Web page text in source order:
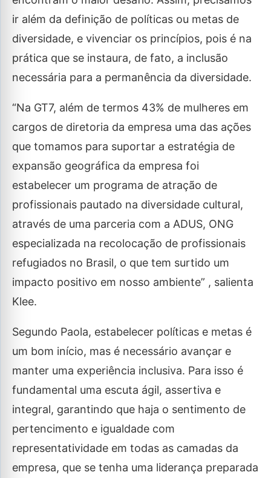
ir além da definição de políticas ou metas de
diversidade, e vivenciar os princípios, pois é na
prática que se instaura, de fato, a inclusão
necessária para a permanência da diversidade.
“Na GT7, além de termos 43% de mulheres em
cargos de diretoria da empresa uma das ações
que tomamos para suportar a estratégia de
expansão geográfica da empresa foi
estabelecer um programa de atração de
profissionais pautado na diversidade cultural,
através de uma parceria com a ADUS, ONG
especializada na recolocação de profissionais
refugiados no Brasil, o que tem surtido um
impacto positivo em nosso ambiente” , salienta
Klee.
Segundo Paola, estabelecer políticas e metas é
um bom início, mas é necessário avançar e
manter uma experiência inclusiva. Para isso é
fundamental uma escuta ágil, assertiva e
integral, garantindo que haja o sentimento de
pertencimento e igualdade com
representatividade em todas as camadas da
empresa, que se tenha uma liderança preparada